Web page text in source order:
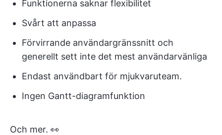
Funktionerna saknar flexibilitet
Svårt att anpassa
Förvirrande användargränssnitt och
generellt sett inte det mest användarvänliga
Endast användbart för mjukvaruteam.
Ingen Gantt-diagramfunktion
Och mer. 👀